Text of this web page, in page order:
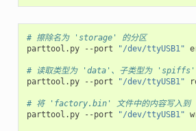
# 擦除名为 'storage' 的分区
parttool.py --port
"/dev/ttyUSB1"
# 读取类型为 'data'、子类型为
parttool.py --port
"/dev/ttyUSB1"
# 将 'factory.bin' 文件中的内容写入
parttool.py --port
"/dev/ttyUSB1"